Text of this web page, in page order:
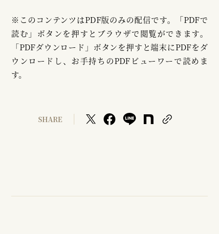
※このコンテンツはPDF版のみの配信です。「PDFで
読む」ボタンを押すとブラウザで閲覧ができます。
「PDFダウンロード」ボタンを押すと端末にPDFをダ
ウンロードし、お手持ちのPDFビューワーで読めま
す。
SHARE